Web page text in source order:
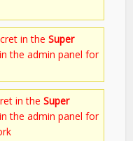
in theSuper
the admin panel for
in theSuper
the admin panel for